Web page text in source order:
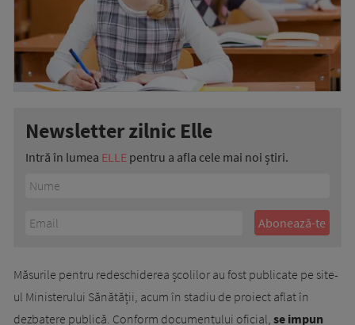
Newsletter zilnic Elle
Intră în lumea ELLE pentru a afla cele mai noi știri.
Măsurile pentru redeschiderea școlilor au fost publicate pe site-
ul Ministerului Sănătății, acum în stadiu de proiect aflat în
dezbatere publică. Conform documentului oficial, se impun